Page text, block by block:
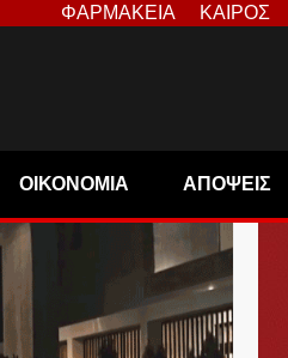
ΦΑΡΜΑΚΕΙΑ ΚΑΙΡΟΣ
ΟΙΚΟΝΟΜΙΑ ΑΠΟΨΕΙΣ